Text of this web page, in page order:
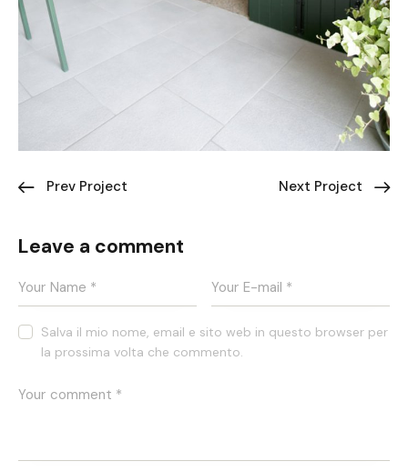
Prev Project Next Project
Leave a comment
Salva il mio nome, email e sito web in questo browser per
la prossima volta che commento.